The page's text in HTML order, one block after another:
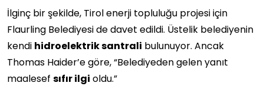
İlginç bir şekilde, Tirol enerji topluluğu projesi için
Flaurling Belediyesi de davet edildi. Üstelik belediyenin
kendi hidroelektrik santrali bulunuyor. Ancak
Thomas Haider’e göre, “Belediyeden gelen yanıt
maalesef sıfır ilgi oldu.”